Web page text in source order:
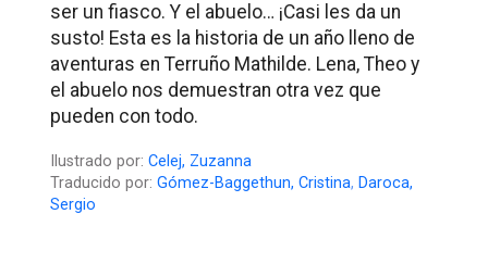
ser un fiasco. Y el abuelo… ¡Casi les da un
susto! Esta es la historia de un año lleno de
aventuras en Terruño Mathilde. Lena, Theo y
el abuelo nos demuestran otra vez que
pueden con todo.
Ilustrado por: Celej, Zuzanna
Traducido por: Gómez-Baggethun, Cristina, Daroca,
Sergio